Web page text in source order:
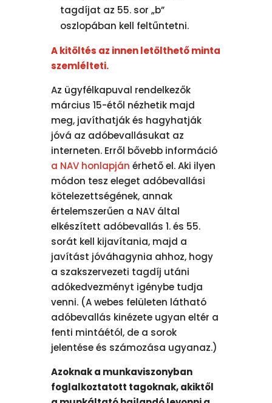
tagdíjat az 55. sor „b”
oszlopában kell feltűntetni.
A kitöltés az innen letölthető minta
szemlélteti.
Az ügyfélkapuval rendelkezők
március 15-étől nézhetik majd
meg, javíthatják és hagyhatják
jóvá az adóbevallásukat az
interneten. Erről bővebb információ
a NAV honlapján érhető el. Aki ilyen
módon tesz eleget adóbevallási
kötelezettségének, annak
értelemszerűen a NAV által
elkészített adóbevallás 1. és 55.
sorát kell kijavítania, majd a
javítást jóváhagynia ahhoz, hogy
a szakszervezeti tagdíj utáni
adókedvezményt igénybe tudja
venni. (A webes felületen látható
adóbevallás kinézete ugyan eltér a
fenti mintáétól, de a sorok
jelentése és számozása ugyanaz.)
Azoknak a munkaviszonyban
foglalkoztatott tagoknak, akiktől